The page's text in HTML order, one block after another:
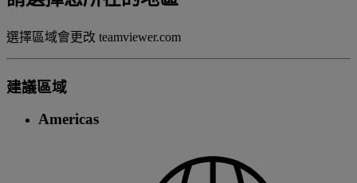
選擇區域會更改 teamviewer.com
建議區域
Americas